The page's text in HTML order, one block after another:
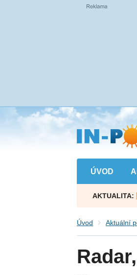
Přejít
na
hlavní
obsah
ÚVOD
AKTUALITA:
Úvod Aktuální